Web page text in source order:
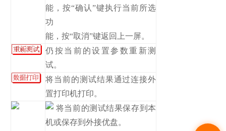
能，按“确认”键执行当前所选
功
能，按“取消”键返回上一屏。
仍按当前的设置参数重新测
试。
将当前的测试结果通过连接外
置打印机打印。
将当前的测试结果保存到本
机或保存到外接优盘。